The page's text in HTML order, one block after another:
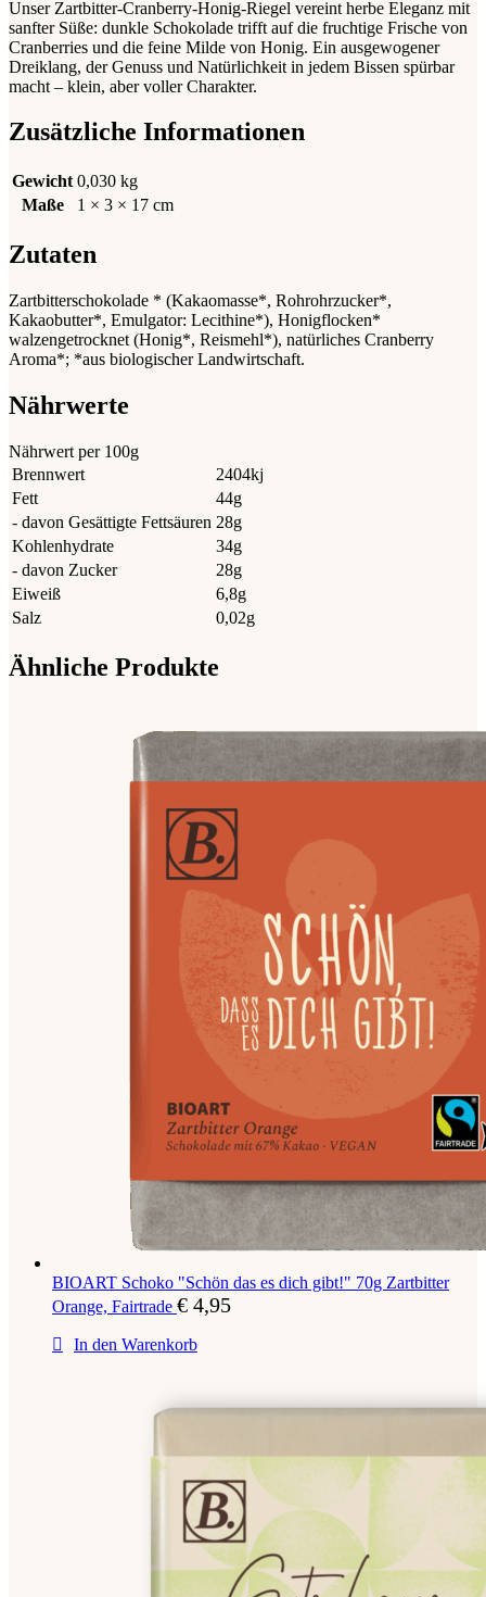
Unser Zartbitter-Cranberry-Honig-Riegel vereint herbe Eleganz mit
sanfter Süße: dunkle Schokolade trifft auf die fruchtige Frische von
Cranberries und die feine Milde von Honig. Ein ausgewogener
Dreiklang, der Genuss und Natürlichkeit in jedem Bissen spürbar
macht – klein, aber voller Charakter.
Zusätzliche Informationen
Gewicht 0,030 kg
Maße
1 × 3 × 17 cm
Zutaten
Zartbitterschokolade * (Kakaomasse*, Rohrohrzucker*,
Kakaobutter*, Emulgator: Lecithine*), Honigflocken*
walzengetrocknet (Honig*, Reismehl*), natürliches Cranberry
Aroma*; *aus biologischer Landwirtschaft.
Nährwerte
Nährwert per 100g
Brennwert
2404kj
Fett
44g
- davon Gesättigte Fettsäuren 28g
Kohlenhydrate
34g
- davon Zucker
28g
Eiweiß
6,8g
Salz
0,02g
Ähnliche Produkte
BIOART Schoko "Schön das es dich gibt!" 70g Zartbitter
Orange, Fairtrade € 4,95
In den Warenkorb